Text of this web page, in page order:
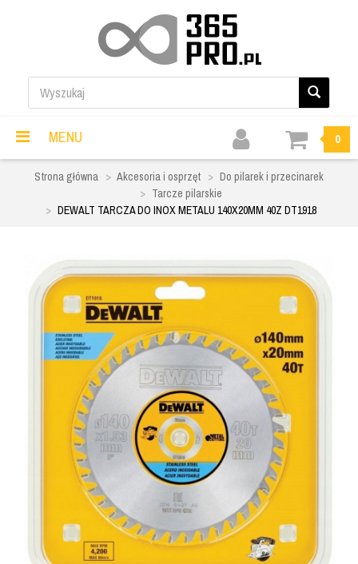
MENU 0
Strona główna Akcesoria i osprzęt
Do pilarek i przecinarek
Tarcze pilarskie
DEWALT TARCZA DO INOX METALU 140X20MM 40Z DT1918